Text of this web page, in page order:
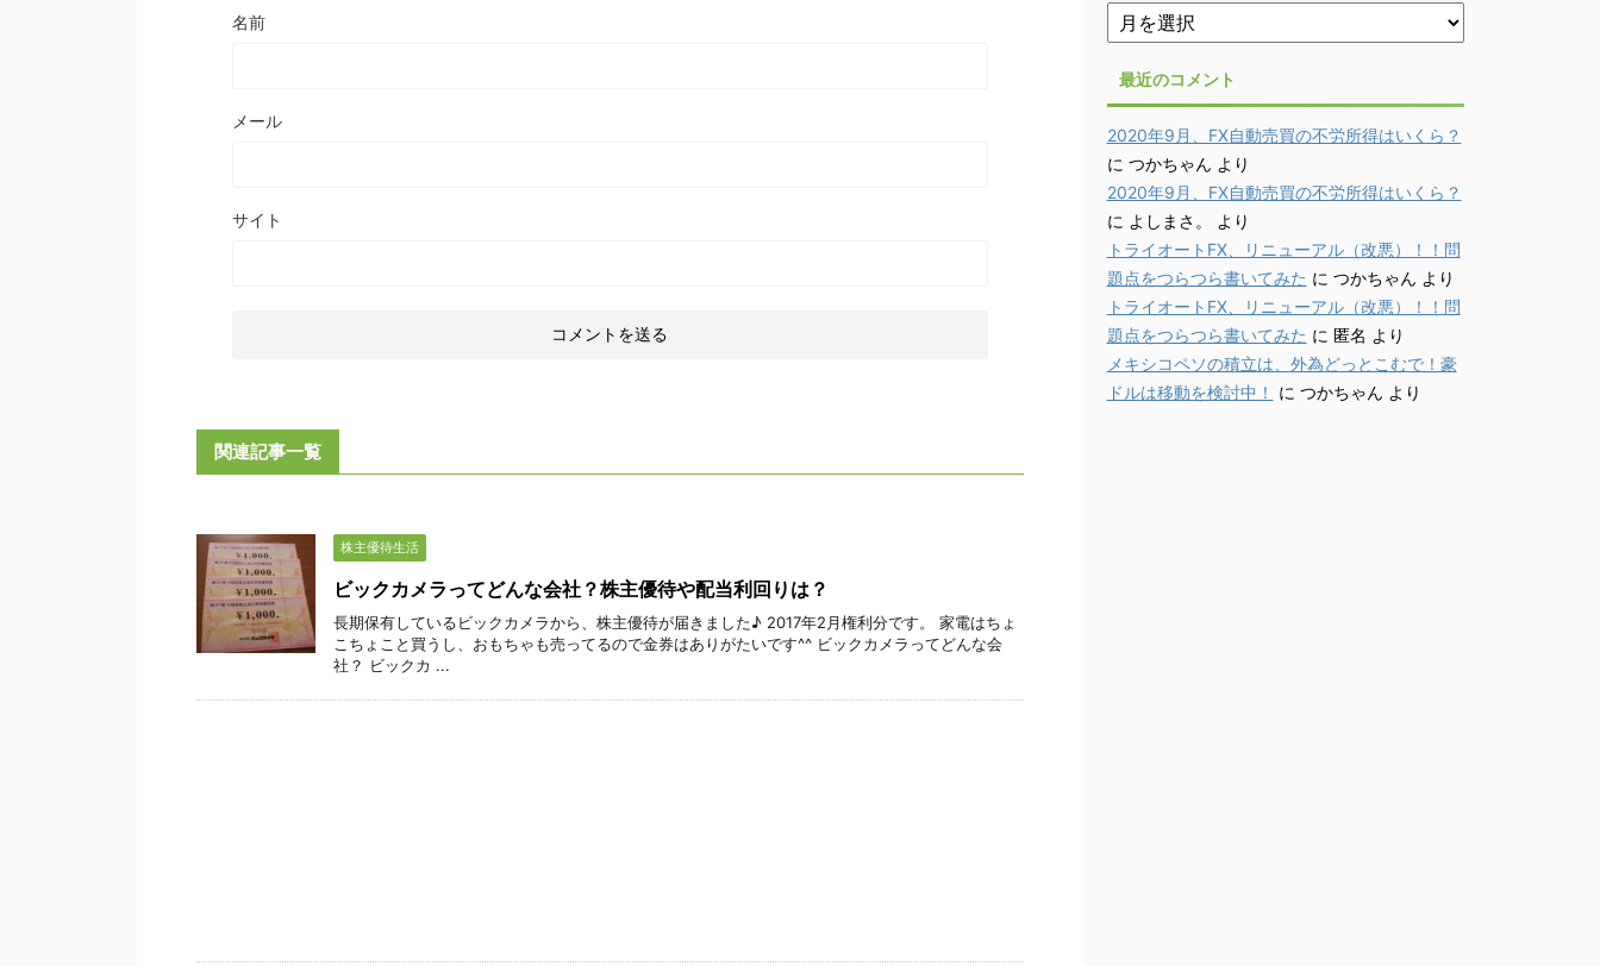
名前
メール
サイト
関連記事一覧
株主優待生活
ビックカメラってどんな会社？株主優待や配当利回りは？
長期保有しているビックカメラから、株主優待が届きました♪ 2017年2月権利分です。 家電はちょ
こちょこと買うし、おもちゃも売ってるので金券はありがたいです^^ ビックカメラってどんな会
社？ ビックカ ...
月
別
最近のコメント
2020年9月、FX自動売買の不労所得はいくら？
に つかちゃん より
2020年9月、FX自動売買の不労所得はいくら？
に よしまさ。
より
トライオートFX、リニューアル（改悪）！！問
題点をつらつら書いてみた に つかちゃん より
トライオートFX、リニューアル（改悪）！！問
題点をつらつら書いてみた に 匿名 より
メキシコペソの積立は、外為どっとこむで！豪
ドルは移動を検討中！
に つかちゃん より